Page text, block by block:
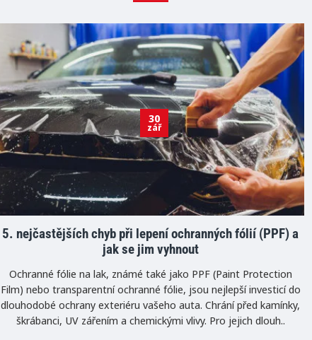
30
zář
5. nejčastějších chyb při lepení ochranných fólií (PPF) a
jak se jim vyhnout
Ochranné fólie na lak, známé také jako PPF (Paint Protection
Film) nebo transparentní ochranné fólie, jsou nejlepší investicí do
dlouhodobé ochrany exteriéru vašeho auta. Chrání před kamínky,
škrábanci, UV zářením a chemickými vlivy. Pro jejich dlouh..